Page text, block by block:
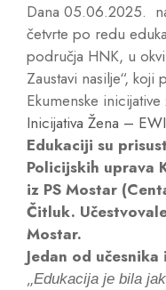
Dana 05.06.2025.
četvrte po redu
područja HNK, u
Zaustavi nasilje“,
Ekumenske
Inicijativa Žena – EWI
Edukaciji su
Policijskih uprava
iz PS Mostar
Čitluk.
Mostar.
Jedan od
„Edukacija je bila